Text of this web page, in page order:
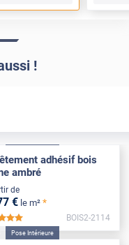
!
adhésif bois
ambré
de
€ le m² *
BOIS2-2114
Pose Intérieure